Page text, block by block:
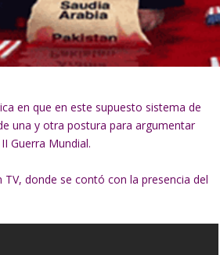
en que en este supuesto sistema de
una y otra postura para argumentar
Guerra Mundial.
donde se contó con la presencia del